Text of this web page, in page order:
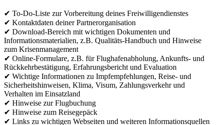
✔ To-Do-Liste zur Vorbereitung deines Freiwilligendienstes
✔ Kontaktdaten deiner Partnerorganisation
✔ Download-Bereich mit wichtigen Dokumenten und
Informationsmaterialien, z.B. Qualitäts-Handbuch und Hinweise
zum Krisenmanagement
✔ Online-Formulare, z.B. für Flughafenabholung, Ankunfts- und
Rückkehrbestätigung, Erfahrungsbericht und Evaluation
✔ Wichtige Informationen zu Impfempfehlungen, Reise- und
Sicherheitshinweisen, Klima, Visum, Zahlungsverkehr und
Verhalten im Einsatzland
✔ Hinweise zur Flugbuchung
✔ Hinweise zum Reisegepäck
✔ Links zu wichtigen Webseiten und weiteren Informationsquellen